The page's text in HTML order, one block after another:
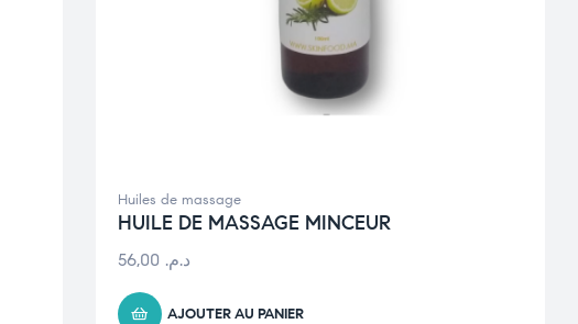
Huiles de massage
HUILE DE MASSAGE MINCEUR
د.م.
AJOUTER AU PANIER